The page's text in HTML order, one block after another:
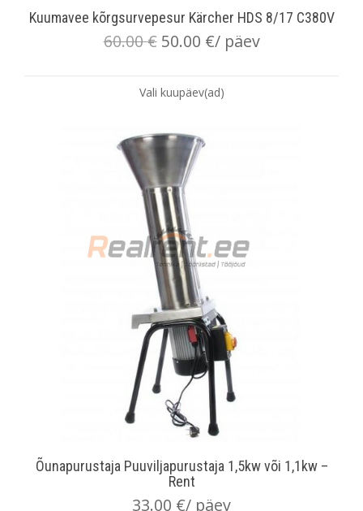
Kuumavee kõrgsurvepesur Kärcher HDS 8/17 C380V
60.00€ 50.00 €/ päev
Vali kuupäev(ad)
Õunapurustaja Puuviljapurustaja 1,5kw või 1,1kw –
Rent
33.00 €/ päev